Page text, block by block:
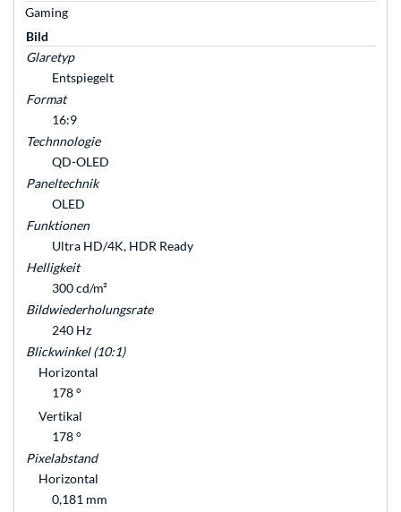
Gaming
Bild
Glaretyp
Entspiegelt
Format
16:9
Technnologie
QD-OLED
Paneltechnik
OLED
Funktionen
Ultra HD/4K, HDR Ready
Helligkeit
300 cd/m²
Bildwiederholungsrate
240 Hz
Blickwinkel (10:1)
Horizontal
178 °
Vertikal
178 °
Pixelabstand
Horizontal
0,181 mm